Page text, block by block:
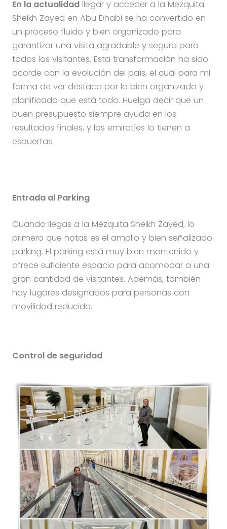
En la actualidadllegar y acceder a la Mezquita
Sheikh Zayed en Abu Dhabi se ha convertido en
un proceso fluido y bien organizado para
garantizar una visita agradable y segura para
todos los visitantes. Esta transformación ha sido
acorde con la evolución del país, el cuál para mi
forma de ver destaca por lo bien organizado y
planificado que está todo. Huelga decir que un
buen presupuesto siempre ayuda en los
resultados finales, y los emiratíes lo tienen a
espuertas.
Entrada al Parking
Cuando llegas a la Mezquita Sheikh Zayed, lo
primero que notas es el amplio y bien señalizado
parking. El parking está muy bien mantenido y
ofrece suficiente espacio para acomodar a una
gran cantidad de visitantes. Además, también
hay lugares designados para personas con
movilidad reducida.
Control de seguridad